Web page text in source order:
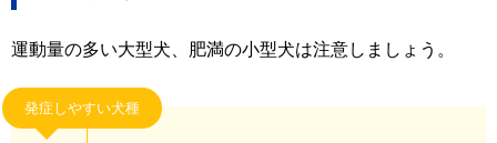
運動量の多い大型犬、肥満の小型犬は注意しましょう。
発症しやすい犬種